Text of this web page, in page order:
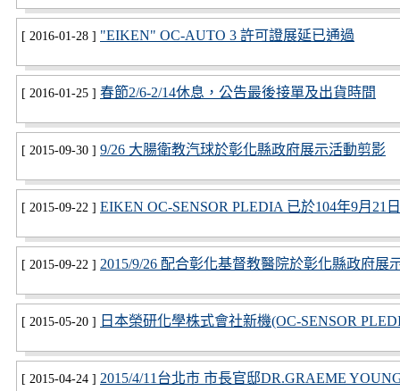
[ 2016-01-28 ] "EIKEN" OC-AUTO 3 許可證展延已通過
[ 2016-01-25 ] 春節2/6-2/14休息，公告最後接單及出貨時間
[ 2015-09-30 ] 9/26 大腸衛教汽球於彰化縣政府展示活動剪影
[ 2015-09-22 ] EIKEN OC-SENSOR PLEDIA 已於104年9月21
[ 2015-09-22 ] 2015/9/26 配合彰化基督教醫院於彰化縣政府展
[ 2015-05-20 ] 日本榮研化學株式會社新機(OC-SENSOR
[ 2015-04-24 ] 2015/4/11台北市 市長官邸DR.GRAEME